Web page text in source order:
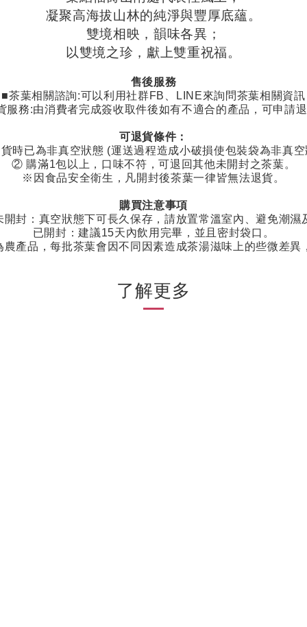
凝聚高海拔山林的純淨與豐厚底蘊。
雙境相映，韻味各異；
以雙境之珍，獻上雙重祝福。
售後服務
■茶葉相關諮詢:可以利用社群FB LINE來詢問茶葉相關資訊
服務:由消費者完成簽收取件後如有不適合的產品，可申請
可退貨條件：
時已為非真空狀態 (運送過程造成小破損使包裝袋為非真
② 購滿1包以上，口味不符，可退回其他未開封之茶葉。
※因食品安全衛生，凡開封後茶葉一律皆無法退貨。
購買注意事項
開封：真空狀態下可長久保存，請放置常溫室內、避免潮濕
已開封：建議15天內飲用完畢，並且密封袋口。
農產品，每批茶葉會因不同因素造成茶湯滋味上的些微差異
了解更多